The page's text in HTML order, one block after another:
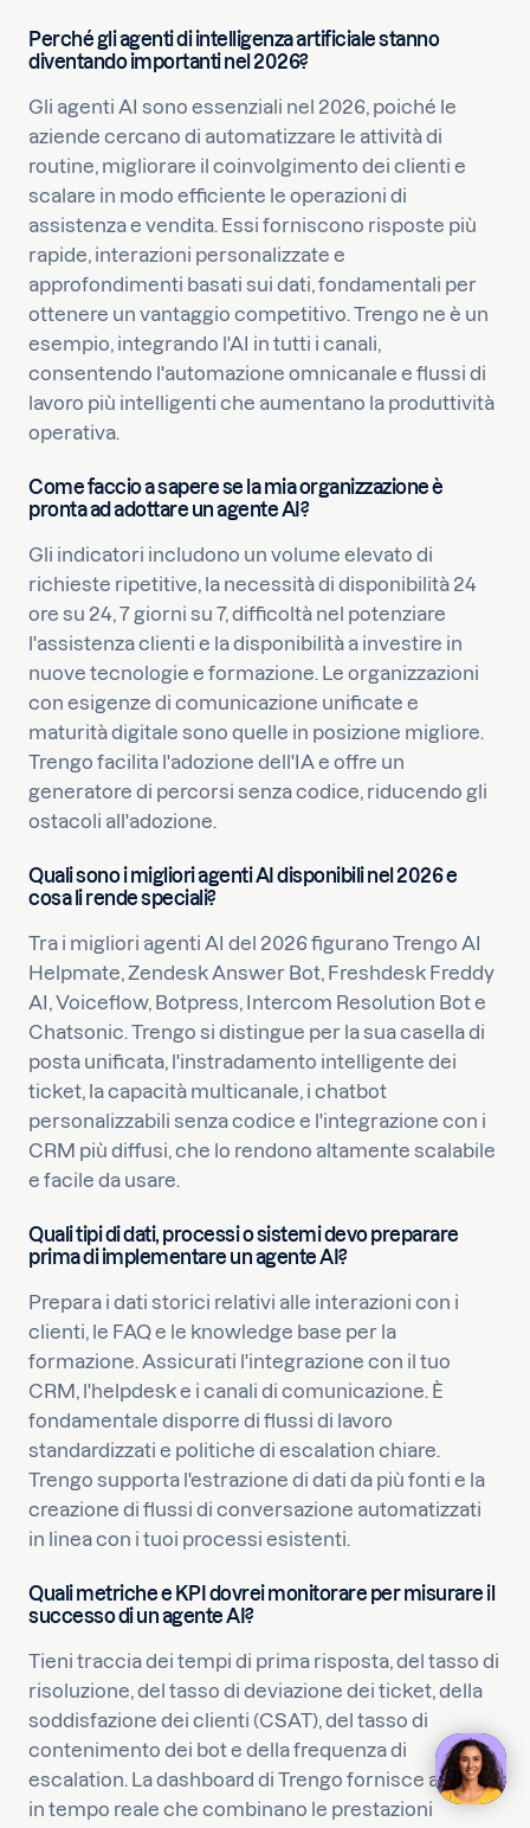
Perché gli agenti di intelligenza artificiale stanno
diventando importanti nel 2026?
Gli agenti AI sono essenziali nel 2026, poiché le
aziende cercano di automatizzare le attività di
routine, migliorare il coinvolgimento dei clienti e
scalare in modo efficiente le operazioni di
assistenza e vendita. Essi forniscono risposte più
rapide, interazioni personalizzate e
approfondimenti basati sui dati, fondamentali per
ottenere un vantaggio competitivo. Trengo ne è un
esempio, integrando l'AI in tutti i canali,
consentendo l'automazione omnicanale e flussi di
lavoro più intelligenti che aumentano la produttività
operativa.
Come faccio a sapere se la mia organizzazione è
pronta ad adottare un agente AI?
Gli indicatori includono un volume elevato di
richieste ripetitive, la necessità di disponibilità 24
ore su 24, 7 giorni su 7, difficoltà nel potenziare
l'assistenza clienti e la disponibilità a investire in
nuove tecnologie e formazione. Le organizzazioni
con esigenze di comunicazione unificate e
maturità digitale sono quelle in posizione migliore.
Trengo facilita l'adozione dell'IA e offre un
generatore di percorsi senza codice, riducendo gli
ostacoli all'adozione.
Quali sono i migliori agenti AI disponibili nel 2026 e
cosa li rende speciali?
Tra i migliori agenti AI del 2026 figurano Trengo AI
Helpmate, Zendesk Answer Bot, Freshdesk Freddy
AI, Voiceflow, Botpress, Intercom Resolution Bot e
Chatsonic. Trengo si distingue per la sua casella di
posta unificata, l'instradamento intelligente dei
ticket, la capacità multicanale, i chatbot
personalizzabili senza codice e l'integrazione con i
CRM più diffusi, che lo rendono altamente scalabile
e facile da usare.
Quali tipi di dati, processi o sistemi devo preparare
prima di implementare un agente AI?
Prepara i dati storici relativi alle interazioni con i
clienti, le FAQ e le knowledge base per la
formazione. Assicurati l'integrazione con il tuo
CRM, l'helpdesk e i canali di comunicazione. È
fondamentale disporre di flussi di lavoro
standardizzati e politiche di escalation chiare.
Trengo supporta l'estrazione di dati da più fonti e la
creazione di flussi di conversazione automatizzati
in linea con i tuoi processi esistenti.
Quali metriche e KPI dovrei monitorare per misurare il
successo di un agente AI?
Tieni traccia dei tempi di prima risposta, del tasso di
risoluzione, del tasso di deviazione dei ticket, della
soddisfazione dei clienti (CSAT), del tasso di
contenimento dei bot e della frequenza di
escalation. La dashboard di Trengo fornisce analisi
in tempo reale che combinano le prestazioni